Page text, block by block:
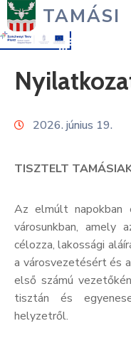
TAMÁSI
Városunk
Önkormányzat
Hivatal
Közérdekű
Turizmus
Fejlesztések
Média
2026. június 19.
TISZTELT
Az elmúlt napokban
városunkban, amely
célozza, lakossági
a városvezetésért és
első számú
tisztán és
helyzetről.